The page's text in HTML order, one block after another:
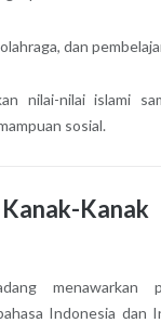
dan
nilai-nilai islami
sosial.
menawarkan
Indonesia dan